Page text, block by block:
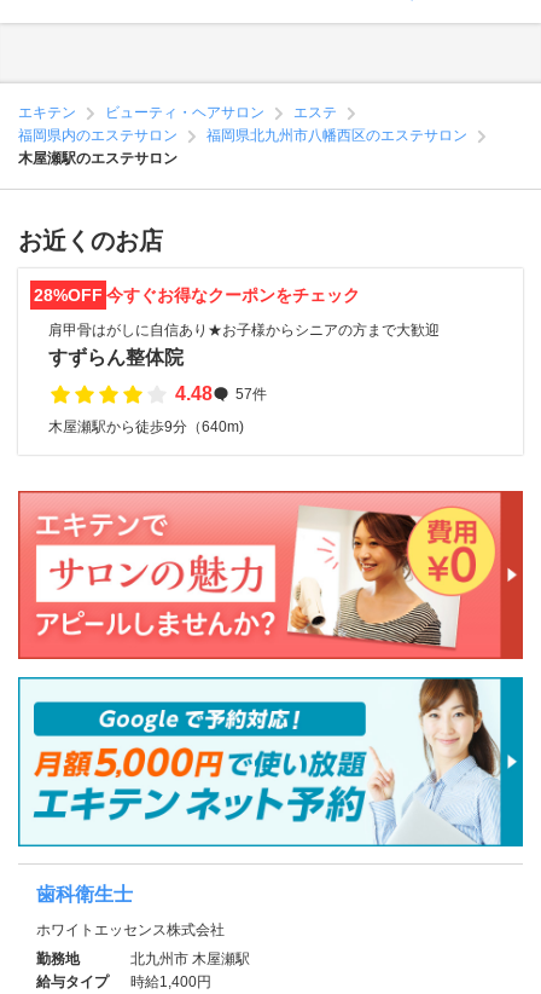
エキテン ビューティ・ヘアサロン
エステ
福岡県内のエステサロン
福岡県北九州市八幡西区のエステサロン
木屋瀬駅のエステサロン
お近くのお店
28%OFF 今すぐお得なクーポンをチェック
肩甲骨はがしに自信あり★お子様からシニアの方まで大歓迎
すずらん整体院
4.48
57件
木屋瀬駅から徒歩9分（640m)
歯科衛生士
ホワイトエッセンス株式会社
勤務地
北九州市 木屋瀬駅
給与タイプ
時給1,400円